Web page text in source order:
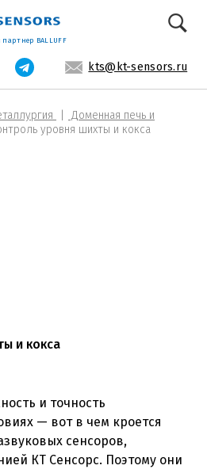
BALLUFF
kts@kt-sensors.ru
Доменная печь и
уровня шихты и кокса
и кокса
и точность
— вот в чем кроется
сенсоров,
КТ Сенсорс. Поэтому они